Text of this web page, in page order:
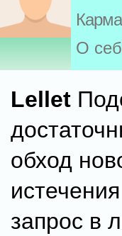
О
Lellet
обход
запрос в